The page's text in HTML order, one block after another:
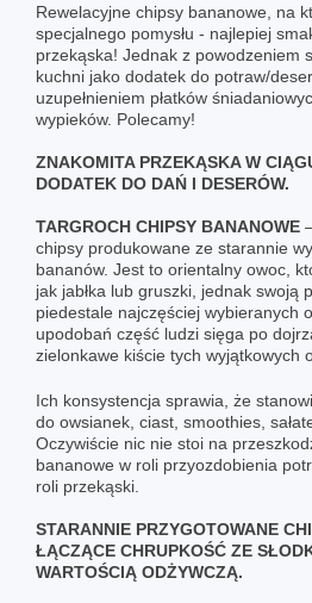
Rewelacyjne chipsy bananowe, na
specjalnego pomysłu - najlepiej
przekąska! Jednak z powodzeniem
kuchni jako dodatek do potraw/
uzupełnieniem płatków
wypieków. Polecamy!
ZNAKOMITA PRZEKĄSKA W
DODATEK DO DAŃ I DESERÓW.
TARGROCH CHIPSY BANANOWE
chipsy produkowane ze starannie
bananów. Jest to orientalny owoc,
jak jabłka lub gruszki, jednak swoją
piedestale najczęściej wybieranych
upodobań część ludzi sięga po
zielonkawe kiście tych wyjątkowych
Ich konsystencja sprawia, że
do owsianek, ciast, smoothies,
Oczywiście nic nie stoi na
bananowe w roli przyozdobienia
roli przekąski.
STARANNIE PRZYGOTOWANE
ŁĄCZĄCE CHRUPKOŚĆ ZE
WARTOŚCIĄ ODŻYWCZĄ.